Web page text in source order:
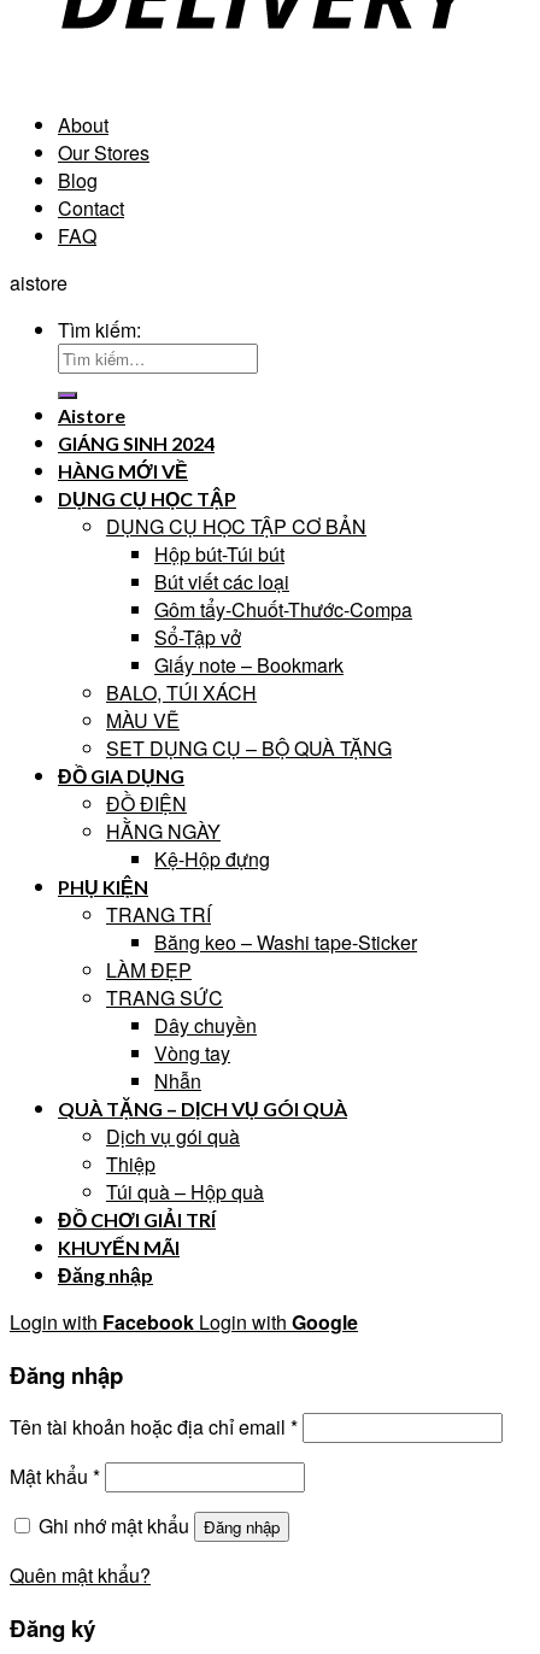
About
Our Stores
Blog
Contact
FAQ
aistore
Tìm kiếm:
Aistore
GIÁNG SINH 2024
HÀNG MỚI VỀ
DỤNG CỤ HỌC TẬP
DỤNG CỤ HỌC TẬP CƠ BẢN
Hộp bút-Túi bút
Bút viết các loại
Gôm tẩy-Chuốt-Thước-Compa
Sổ-Tập vở
Giấy note – Bookmark
BALO, TÚI XÁCH
MÀU VẼ
SET DỤNG CỤ – BỘ QUÀ TẶNG
ĐỒ GIA DỤNG
ĐỒ ĐIỆN
HẰNG NGÀY
Kệ-Hộp đựng
PHỤ KIỆN
TRANG TRÍ
Băng keo – Washi tape-Sticker
LÀM ĐẸP
TRANG SỨC
Dây chuyền
Vòng tay
Nhẫn
QUÀ TẶNG – DỊCH VỤ GÓI QUÀ
Dịch vụ gói quà
Thiệp
Túi quà – Hộp quà
ĐỒ CHƠI GIẢI TRÍ
KHUYẾN MÃI
Đăng nhập
Login with Facebook Login with Google
Đăng nhập
Tên tài khoản hoặc địa chỉ email *
Mật khẩu *
Ghi nhớ mật khẩu
Đăng nhập
Quên mật khẩu?
Đăng ký